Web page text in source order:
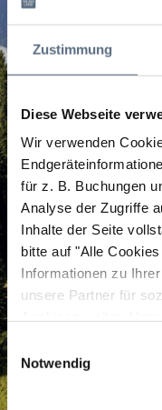
Zustimmung
Diese Webseite
Wir verwenden
für z. B. Buchungen
Analyse der Zugriffe
Inhalte der Seite
bitte auf "Alle
Informationen zu
unsere Partner für
zusammen, die Sie
sie im Rahmen Ihrer
Einwilligungsauswahl
Notwendig